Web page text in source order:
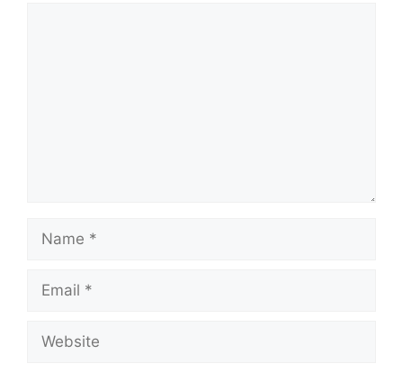
Name
Email
Website